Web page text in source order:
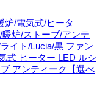
炉/電気式/ヒータ
炉/ストーブ/アンテ
イト/Lucia/黒 ファン
式 ヒーター LED ルシ
アンティーク【選べ